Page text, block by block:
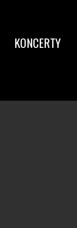
KONCERTY